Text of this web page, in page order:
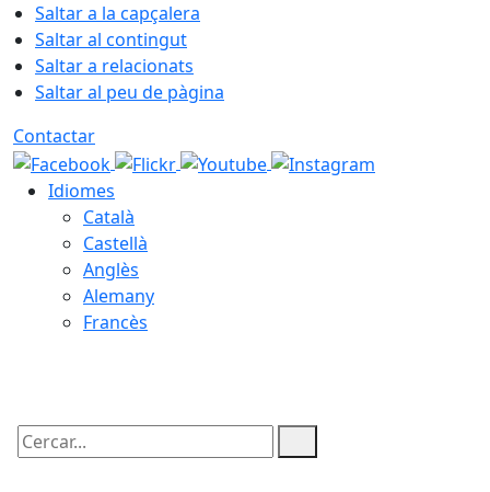
Saltar a la capçalera
Saltar al contingut
Saltar a relacionats
Saltar al peu de pàgina
Contactar
Idiomes
Català
Castellà
Anglès
Alemany
Francès
Cercar: